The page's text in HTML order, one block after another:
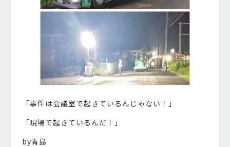
「事件は会議室で起きているんじゃない！」
「現場で起きているんだ！」
by青島